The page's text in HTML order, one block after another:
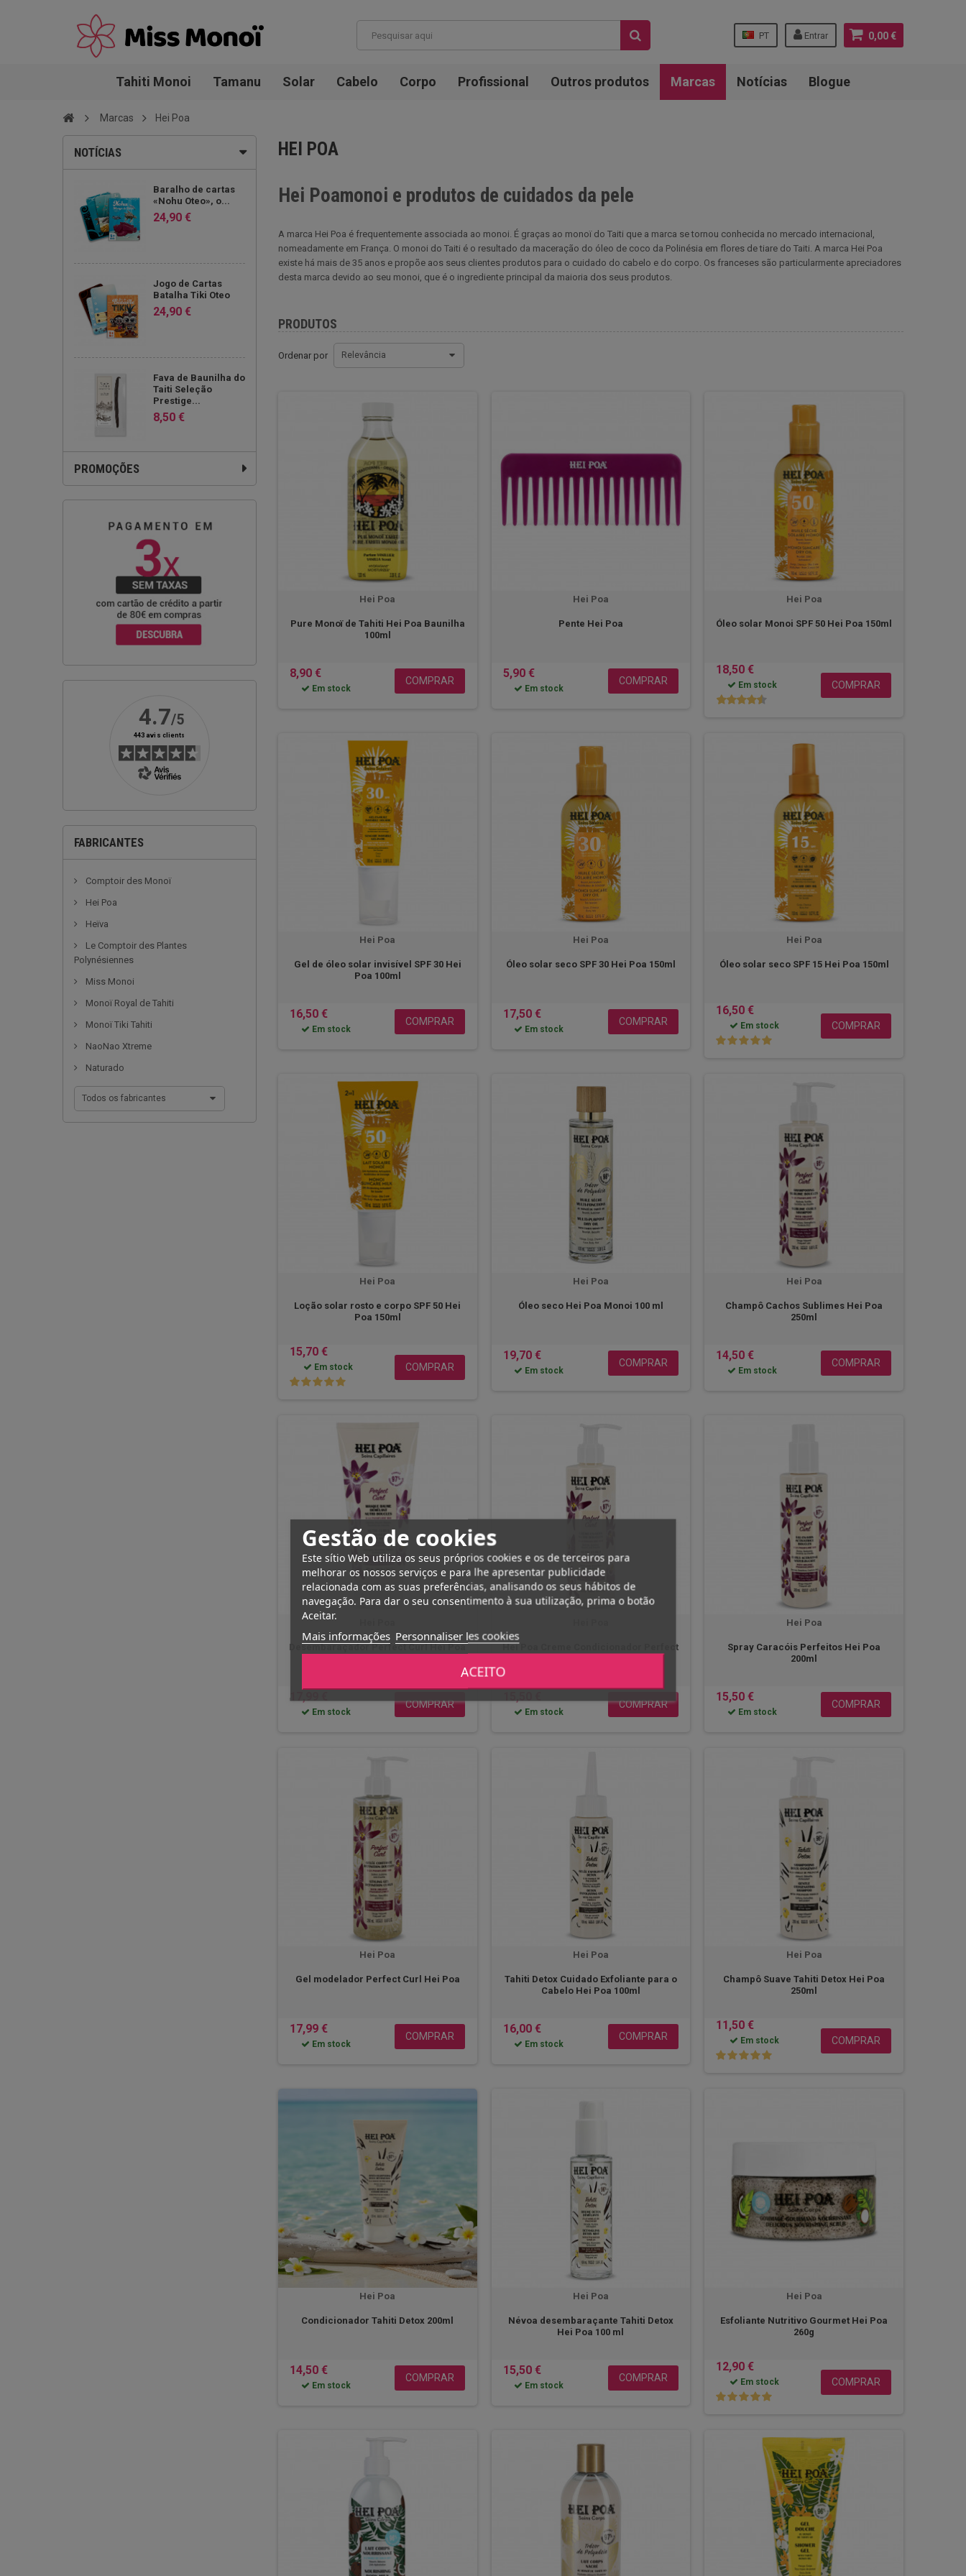
0,00 €
Entrar
PT
Gestão de cookies
Este sítio Web utiliza os seus próprios cookies e os de terceiros para
melhorar os nossos serviços e para lhe apresentar publicidade
relacionada com as suas preferências, analisando os seus hábitos de
navegação. Para dar o seu consentimento à sua utilização, prima o botão
Aceitar.
Mais informações Personnaliser les cookies
ACEITO
Tahiti Monoi Tamanu Solar Cabelo Corpo Profissional Outros produtos Marcas Notícias Blogue
Marcas Hei Poa
NOTÍCIAS
Baralho de cartas
«Nohu Oteo», o...
24,90 €
Jogo de Cartas
Batalha Tiki Oteo
24,90 €
Fava de Baunilha do
Taiti Seleção
Prestige...
8,50 €
PROMOÇÕES
FABRICANTES
Comptoir des Monoï
Hei Poa
Heïva
Le Comptoir des Plantes
Polynésiennes
Miss Monoi
Monoï Royal de Tahiti
Monoï Tiki Tahiti
NaoNao Xtreme
Naturado
Todos os fabricantes
HEI POA
Hei Poamonoi e produtos de cuidados da pele
A marca Hei Poa é frequentemente associada ao monoi. É graças ao monoï do Taiti que a marca se tornou conhecida no mercado internacional,
nomeadamente em França. O monoi do Taiti é o resultado da maceração do óleo de coco da Polinésia em flores de tiare do Taiti. A marca Hei Poa
existe há mais de 35 anos e propõe aos seus clientes produtos para o cuidado do cabelo e do corpo. Os franceses são particularmente apreciadores
desta marca devido ao seu monoi, que é o ingrediente principal da maioria dos seus produtos.
PRODUTOS
Ordenar por Relevância
Hei Poa
Pure Monoï de Tahiti Hei Poa Baunilha
100ml
8,90 €
Em stock
COMPRAR
Hei Poa
Pente Hei Poa
5,90 €
Em stock
COMPRAR
Hei Poa
Óleo solar Monoi SPF 50 Hei Poa 150ml
18,50 €
Em stock COMPRAR
Hei Poa
Gel de óleo solar invisível SPF 30 Hei
Poa 100ml
16,50 €
Em stock
COMPRAR
Hei Poa
Óleo solar seco SPF 30 Hei Poa 150ml
17,50 €
Em stock
COMPRAR
Hei Poa
Óleo solar seco SPF 15 Hei Poa 150ml
16,50 €
Em stock COMPRAR
Hei Poa
Loção solar rosto e corpo SPF 50 Hei
Poa 150ml
15,70 €
Em stock COMPRAR
Hei Poa
Óleo seco Hei Poa Monoi 100 ml
19,70 €
Em stock
COMPRAR
Hei Poa
Champô Cachos Sublimes Hei Poa
250ml
14,50 €
Em stock
COMPRAR
Desembaraçador Perfect Curl Hei Poa
17,99 €
Em stock
COMPRAR
Hei Poa Creme Condicionador Perfect
Em stock
COMPRAR
Hei Poa
Spray Caracóis Perfeitos Hei Poa
200ml
15,50 €
Em stock
COMPRAR
Hei Poa
Gel modelador Perfect Curl Hei Poa
17,99 €
Em stock
COMPRAR
Hei Poa
Tahiti Detox Cuidado Exfoliante para o
Cabelo Hei Poa 100ml
16,00 €
Em stock
COMPRAR
Hei Poa
Champô Suave Tahiti Detox Hei Poa
250ml
11,50 €
Em stock COMPRAR
Hei Poa
Condicionador Tahiti Detox 200ml
14,50 €
Em stock
COMPRAR
Hei Poa
Névoa desembaraçante Tahiti Detox
Hei Poa 100 ml
15,50 €
Em stock
COMPRAR
Hei Poa
Esfoliante Nutritivo Gourmet Hei Poa
260g
12,90 €
Em stock COMPRAR